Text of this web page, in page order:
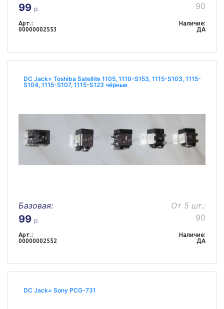
99 р.
90
Арт.:
00000002553
Наличие:
ДА
DC Jack= Toshiba Satellite 1105, 1110-S153, 1115-S103, 1115-
S104, 1115-S107, 1115-S123 чёрные
Базовая:
99 р.
От 5 шт.:
90
Арт.:
00000002552
Наличие:
ДА
DC Jack= Sony PCG-731